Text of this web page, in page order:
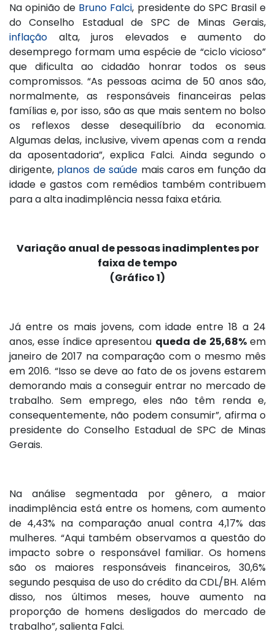
Na opinião de Bruno Falci, presidente do SPC Brasil e
do Conselho Estadual de SPC de Minas Gerais,
inflação alta, juros elevados e aumento do
desemprego formam uma espécie de “ciclo vicioso”
que dificulta ao cidadão honrar todos os seus
compromissos. “As pessoas acima de 50 anos são,
normalmente, as responsáveis financeiras pelas
famílias e, por isso, são as que mais sentem no bolso
os reflexos desse desequilíbrio da economia.
Algumas delas, inclusive, vivem apenas com a renda
da aposentadoria”, explica Falci. Ainda segundo o
dirigente, planos de saúde mais caros em função da
idade e gastos com remédios também contribuem
para a alta inadimplência nessa faixa etária.
Variação anual de pessoas inadimplentes por
faixa de tempo
(Gráfico 1)
Já entre os mais jovens, com idade entre 18 a 24
anos, esse índice apresentou queda de 25,68%em
janeiro de 2017 na comparação com o mesmo mês
em 2016. “Isso se deve ao fato de os jovens estarem
demorando mais a conseguir entrar no mercado de
trabalho. Sem emprego, eles não têm renda e,
consequentemente, não podem consumir”, afirma o
presidente do Conselho Estadual de SPC de Minas
Gerais.
Na análise segmentada por gênero, a maior
inadimplência está entre os homens, com aumento
de 4,43% na comparação anual contra 4,17% das
mulheres. “Aqui também observamos a questão do
impacto sobre o responsável familiar. Os homens
são os maiores responsáveis financeiros, 30,6%
segundo pesquisa de uso do crédito da CDL/BH. Além
disso, nos últimos meses, houve aumento na
proporção de homens desligados do mercado de
trabalho”, salienta Falci.